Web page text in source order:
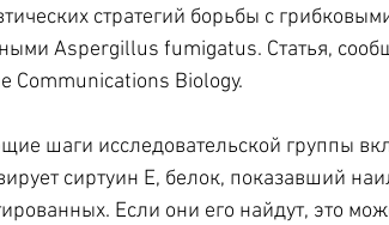
стратегий борьбы с
Aspergillus fumigatus. Статья,
Communications Biology.
шаги исследовательской группы
сиртуин Е, белок, показавший
Если они его найдут, это